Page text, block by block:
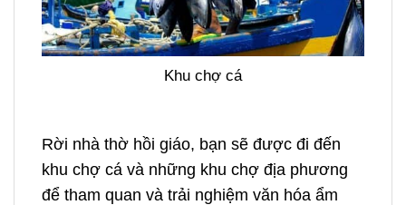
Khu chợ cá
Rời nhà thờ hồi giáo, bạn sẽ được đi đến
khu chợ cá và những khu chợ địa phương
để tham quan và trải nghiệm văn hóa ẩm